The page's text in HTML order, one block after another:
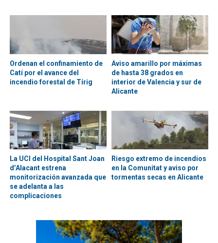
Ordenan el confinamiento de
Catí por el avance del
incendio forestal de Tírig
Aviso amarillo por máximas
de hasta 38 grados en
interior de Valencia y sur de
Alicante
La UCI del Hospital Sant Joan
d’Alacant estrena
monitorización avanzada que
se adelanta a las
complicaciones
Riesgo extremo de incendios
en la Comunitat y aviso por
tormentas secas en Alicante